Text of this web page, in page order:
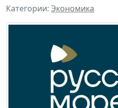
Категории: Экономика